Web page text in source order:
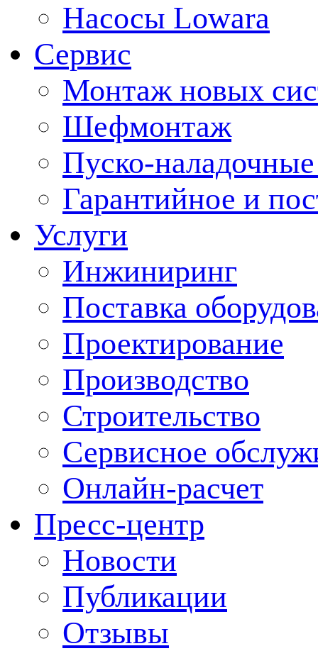
Насосы Lowara
Сервис
Монтаж новых
Шефмонтаж
Пуско-
Гарантийное и
Услуги
Инжиниринг
Поставка
Проектирование
Производство
Строительство
Сервисное
Онлайн-расчет
Пресс-центр
Новости
Публикации
Отзывы